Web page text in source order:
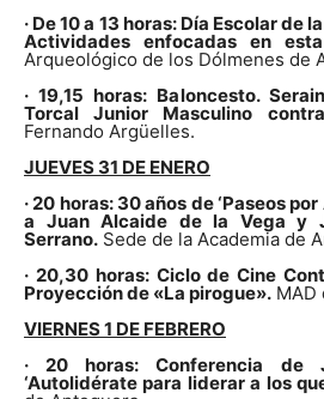
· De 10 a 13 horas: Día Escolar de
Actividades enfocadas en
Arqueológico de los Dólmenes de
· 19,15 horas: Baloncesto.
Torcal Junior Masculino
Fernando Argüelles.
JUEVES 31 DE ENERO
· 20 horas: 30 años de ‘Paseos
a Juan Alcaide de la Vega y
Serrano. Sede de la Academia de
· 20,30 horas: Ciclo de Cine
Proyección de «La pirogue». MAD
VIERNES 1 DE FEBRERO
· 20 horas: Conferencia de
‘Autolidérate para liderar a los